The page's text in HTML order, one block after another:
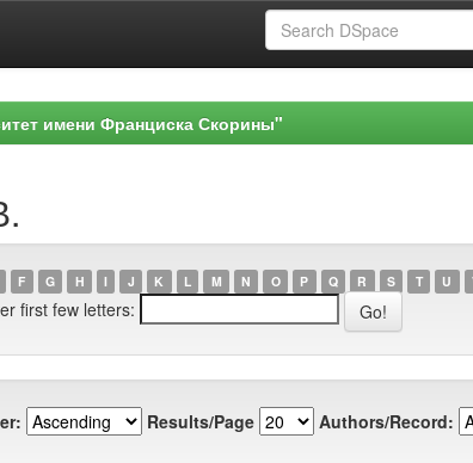
имени Франциска Скорины"
F G H I J K L M N O P Q R S T U
first few letters:
Results/Page Authors/Record: